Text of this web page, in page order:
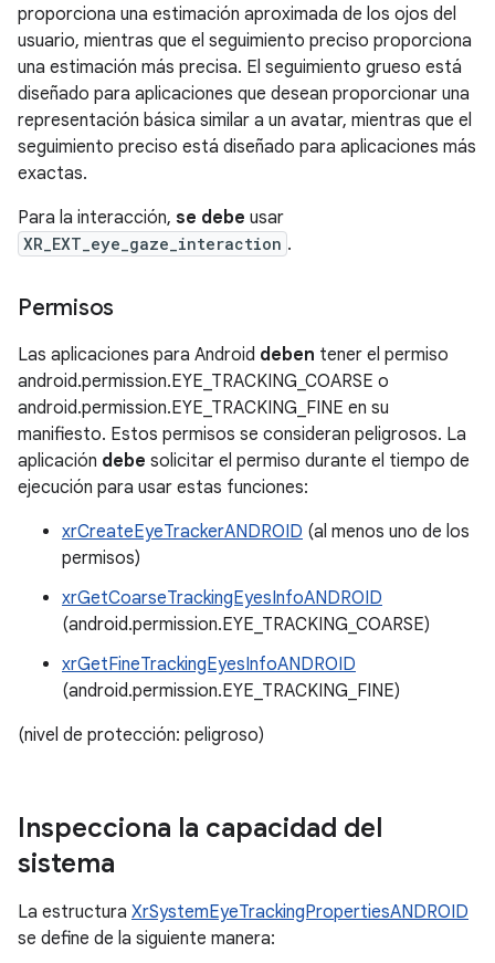
proporciona una estimación aproximada de los ojos del
usuario, mientras que el seguimiento preciso proporciona
una estimación más precisa. El seguimiento grueso está
diseñado para aplicaciones que desean proporcionar una
representación básica similar a un avatar, mientras que el
seguimiento preciso está diseñado para aplicaciones más
exactas.
Para la interacción, se debe usar
XR_EXT_eye_gaze_interaction .
Permisos
Las aplicaciones para Android deben tener el permiso
android.permission.EYE_TRACKING_COARSE o
android.permission.EYE_TRACKING_FINE en su
manifiesto. Estos permisos se consideran peligrosos. La
aplicación debe solicitar el permiso durante el tiempo de
ejecución para usar estas funciones:
xrCreateEyeTrackerANDROID (al menos uno de los
permisos)
xrGetCoarseTrackingEyesInfoANDROID
(android.permission.EYE_TRACKING_COARSE)
xrGetFineTrackingEyesInfoANDROID
(android.permission.EYE_TRACKING_FINE)
(nivel de protección: peligroso)
Inspecciona la capacidad del
sistema
La estructura XrSystemEyeTrackingPropertiesANDROID
se define de la siguiente manera: